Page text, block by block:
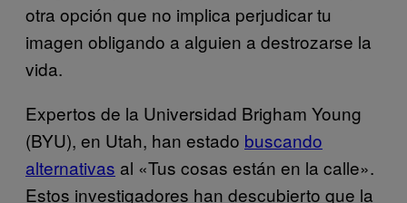
otra opción que no implica perjudicar tu
imagen obligando a alguien a destrozarse la
vida.
Expertos de la Universidad Brigham Young
(BYU), en Utah, han estado buscando
alternativas al «Tus cosas están en la calle».
Estos investigadores han descubierto que la